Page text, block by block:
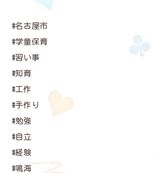
#名古屋市
#学童保育
#習い事
#知育
#工作
#手作り
#勉強
#自立
#経験
#鳴海